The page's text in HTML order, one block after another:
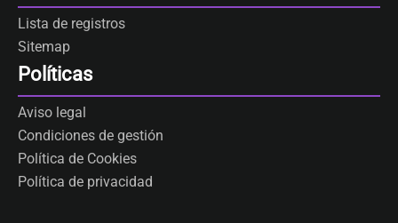
Lista de registros
Sitemap
Políticas
Aviso legal
Condiciones de gestión
Política de Cookies
Política de privacidad